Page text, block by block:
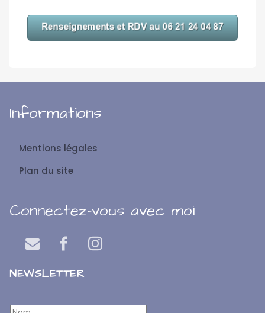
Informations
Mentions légales
Plan du site
Connectez-vous avec moi
NEWSLETTER